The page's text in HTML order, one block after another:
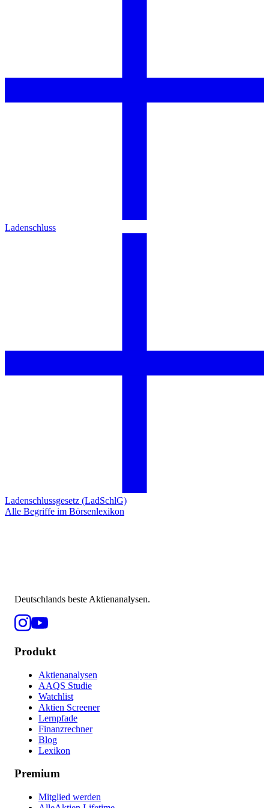
Ladenschluss
Ladenschlussgesetz (LadSchlG)
Alle Begriffe im Börsenlexikon
Deutschlands beste Aktienanalysen.
Produkt
Aktienanalysen
AAQS Studie
Watchlist
Aktien Screener
Lernpfade
Finanzrechner
Blog
Lexikon
Premium
Mitglied werden